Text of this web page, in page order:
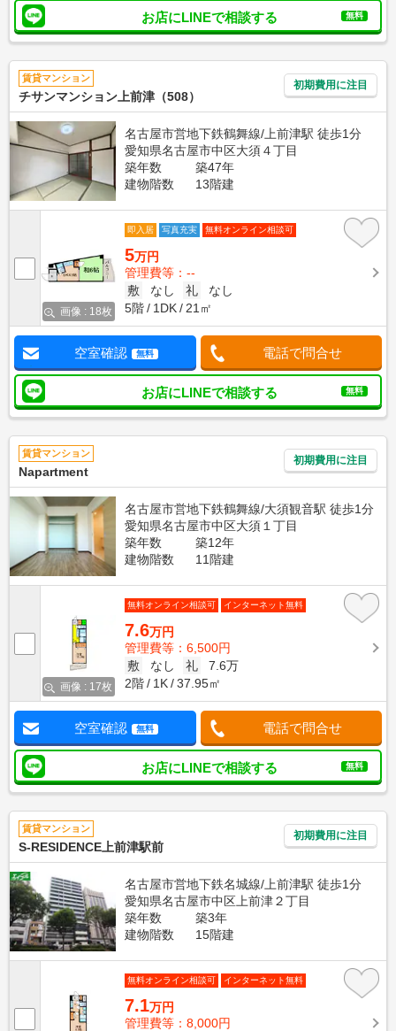
お店にLINEで相談する 無料
賃貸マンション
チサンマンション上前津（508）
初期費用に注目
名古屋市営地下鉄鶴舞線/上前津駅 徒歩1分
愛知県名古屋市中区大須４丁目
築年数
築47年
建物階数
13階建
画像 : 18枚
即入居 写真充実 無料オンライン相談可
5万円
管理費等：--
敷
なし 礼
なし
5階
1DK 21㎡
空室確認 無料 電話で問合せ
お店にLINEで相談する 無料
賃貸マンション
Napartment
初期費用に注目
名古屋市営地下鉄鶴舞線/大須観音駅 徒歩1分
愛知県名古屋市中区大須１丁目
築年数
築12年
建物階数
11階建
画像 : 17枚
無料オンライン相談可 インターネット無料
7.6万円
管理費等：6,500円
敷
なし 礼
7.6万
2階
1K 37.95㎡
空室確認 無料 電話で問合せ
お店にLINEで相談する 無料
賃貸マンション
S-RESIDENCE上前津駅前
初期費用に注目
名古屋市営地下鉄名城線/上前津駅 徒歩1分
愛知県名古屋市中区上前津２丁目
築年数
築3年
建物階数
15階建
無料オンライン相談可 インターネット無料
7.1万円
管理費等：8,000円